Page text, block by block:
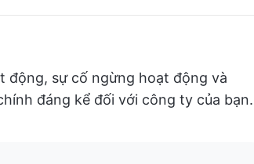
động, sự cố ngừng hoạt động và
đáng kể đối với công ty của bạn.